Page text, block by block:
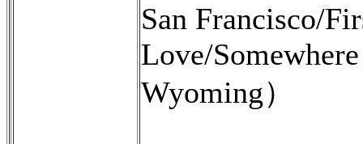
San Francisco/
Love/
Wyoming）